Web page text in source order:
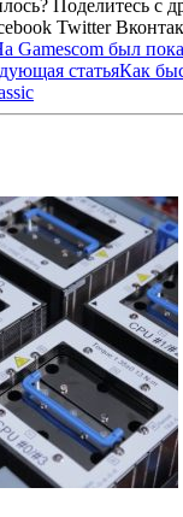
Поделитесь с
Twitter
Gamescom был
статьяКак